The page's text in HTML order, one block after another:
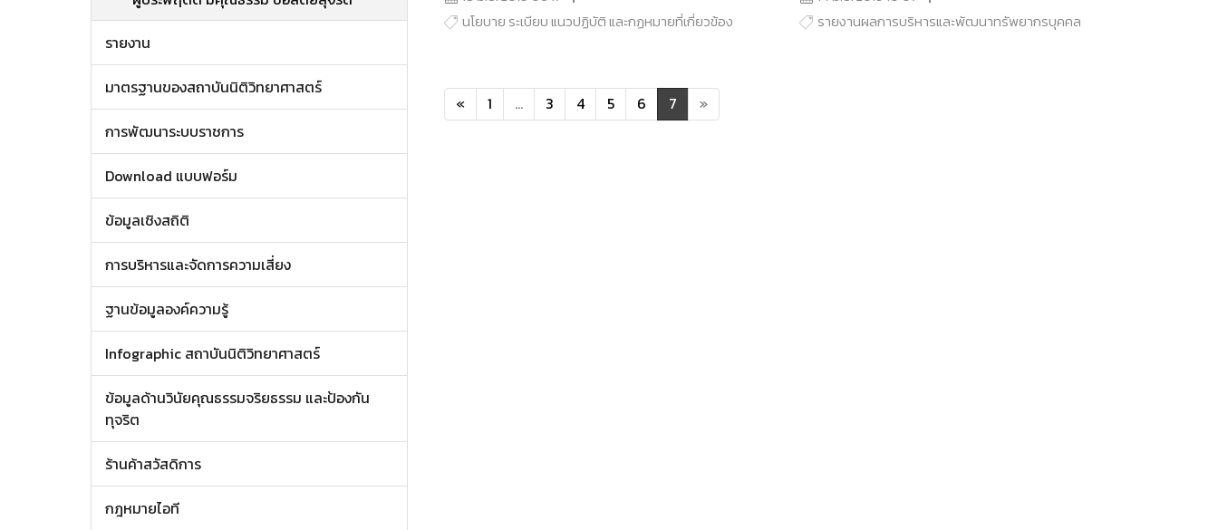
รายงาน
มาตรฐานของสถาบันนิติวิทยาศาสตร์
การพัฒนาระบบราชการ
Download แบบฟอร์ม
ข้อมูลเชิงสถิติ
การบริหารและจัดการความเสี่ยง
ฐานข้อมูลองค์ความรู้
Infographic สถาบันนิติวิทยาศาสตร์
ข้อมูลด้านวินัยคุณธรรมจริยธรรม และป้องกัน
ทุจริต
ร้านค้าสวัสดิการ
กฎหมายไอที
นโยบาย ระเบียบ แนวปฏิบัติ และกฏหมายที่เกี่ยวข้อง
รายงานผลการบริหารและพัฒนาทรัพยากรบุคคล
« 1 ... 3 4 5 6 7 »